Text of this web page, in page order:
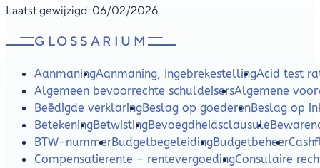
GLOSSARIUM
AanmaningAanmaning, IngebrekestellingAcid test
Algemeen bevoorrechte schuldeisersAlgemene
Beëdigde verklaringBeslag op goederenBeslag op
BetekeningBetwistingBevoegdheidsclausule
BTW-nummerBudgetbegeleidingBudgetbeheer
Compensatierente – rentevergoedingConsulaire
Laatst gewijzigd: 06/02/2026